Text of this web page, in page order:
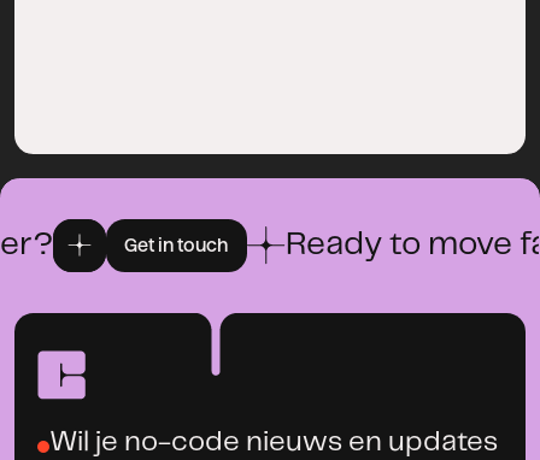
Get in touch Ready to move
Wil je no-code nieuws en updates